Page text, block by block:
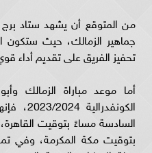
من المتوقع أن يشهد ستاد برج
جماهير الزمالك، حيث ستكون
تحفيز الفريق على تقديم أداء
أما موعد مباراة الزمالك
السادسة مساءً بتوقيت
بتوقيت مكة المكرمة، وفي